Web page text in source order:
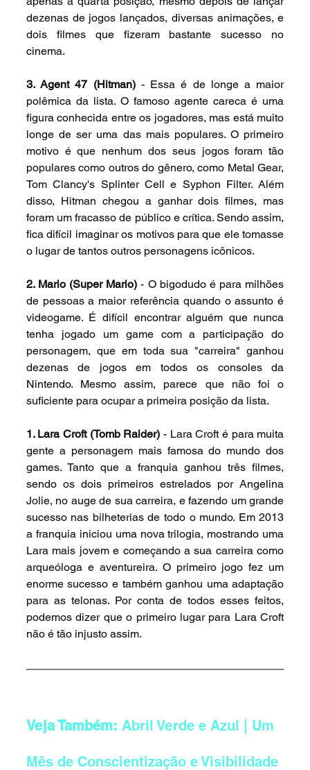
dezenas de jogos lançados, diversas animações, e
dois filmes que fizeram bastante sucesso no
cinema.
3. Agent 47 (Hitman) - Essa é de longe a maior
polêmica da lista. O famoso agente careca é uma
figura conhecida entre os jogadores, mas está muito
longe de ser uma das mais populares. O primeiro
motivo é que nenhum dos seus jogos foram tão
populares como outros do gênero, como Metal Gear,
Tom Clancy's Splinter Cell e Syphon Filter. Além
disso, Hitman chegou a ganhar dois filmes, mas
foram um fracasso de público e crítica. Sendo assim,
fica difícil imaginar os motivos para que ele tomasse
o lugar de tantos outros personagens icônicos.
2. Mario (Super Mario) - O bigodudo é para milhões
de pessoas a maior referência quando o assunto é
videogame. É difícil encontrar alguém que nunca
tenha jogado um game com a participação do
personagem, que em toda sua "carreira" ganhou
dezenas de jogos em todos os consoles da
Nintendo. Mesmo assim, parece que não foi o
suficiente para ocupar a primeira posição da lista.
1. Lara Croft (Tomb Raider) - Lara Croft é para muita
gente a personagem mais famosa do mundo dos
games. Tanto que a franquia ganhou três filmes,
sendo os dois primeiros estrelados por Angelina
Jolie, no auge de sua carreira, e fazendo um grande
sucesso nas bilheterias de todo o mundo. Em 2013
a franquia iniciou uma nova trilogia, mostrando uma
Lara mais jovem e começando a sua carreira como
arqueóloga e aventureira. O primeiro jogo fez um
enorme sucesso e também ganhou uma adaptação
para as telonas. Por conta de todos esses feitos,
podemos dizer que o primeiro lugar para Lara Croft
não é tão injusto assim.
Veja Também: Abril Verde e Azul | Um
Mês de Conscientização e Visibilidade